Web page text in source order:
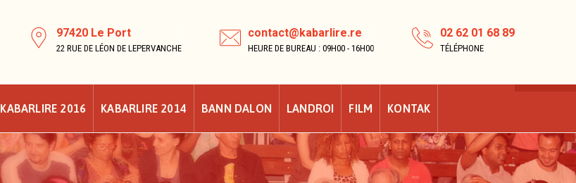
97420 Le Port
22 RUE DE LÉON DE LEPERVANCHE
contact@kabarlire.re
HEURE DE BUREAU : 09H00 - 16H00
02 62 01 68 89
TÉLÉPHONE
KABARLIRE 2016 KABARLIRE 2014 BANN DALON LANDROI FILM KONTAK